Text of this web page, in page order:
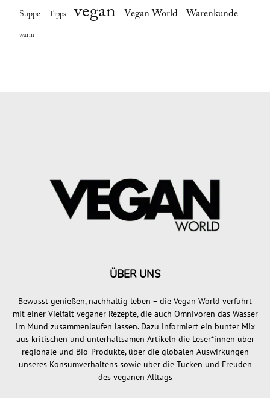
Suppe Tipps vegan Vegan World Warenkunde
warm
ÜBER UNS
Bewusst genießen, nachhaltig leben – die Vegan World verführt
mit einer Vielfalt veganer Rezepte, die auch Omnivoren das Wasser
im Mund zusammenlaufen lassen. Dazu informiert ein bunter Mix
aus kritischen und unterhaltsamen Artikeln die Leser*innen über
regionale und Bio-Produkte, über die globalen Auswirkungen
unseres Konsumverhaltens sowie über die Tücken und Freuden
des veganen Alltags